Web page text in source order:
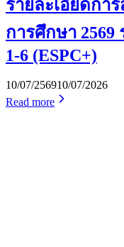
รายละเอียดกา
การศึกษา
1-6 (ESPC+)
10/07/256910/07/2026
Read more